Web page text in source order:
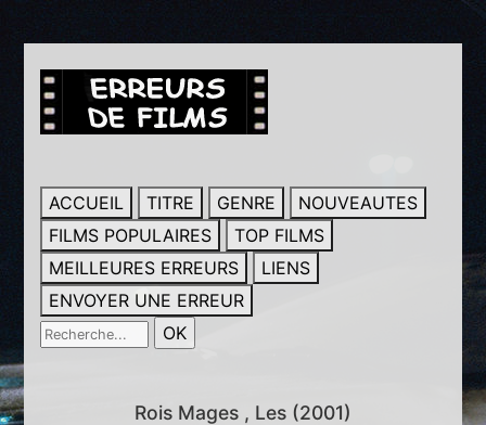
ACCUEIL TITRE GENRE
NOUVEAUTES
FILMS POPULAIRES
TOP FILMS
MEILLEURES ERREURS
LIENS
ENVOYER UNE ERREUR
Rois Mages , Les (2001)